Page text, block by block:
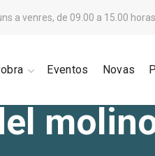
a venres, de 09.00 a 15.00 horas
Eventos Novas